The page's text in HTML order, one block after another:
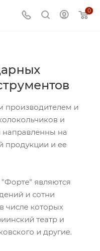
0
производителем и
и
направленны на
продукции и ее
являются
и сотни
числе которых
театр и
и другие.